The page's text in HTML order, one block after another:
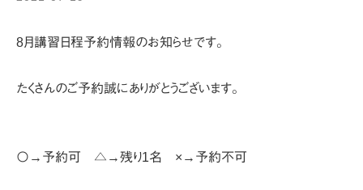
8月講習日程予約情報のお知らせです。
たくさんのご予約誠にありがとうございます。
〇→予約可 △→残り1名 ×→予約不可